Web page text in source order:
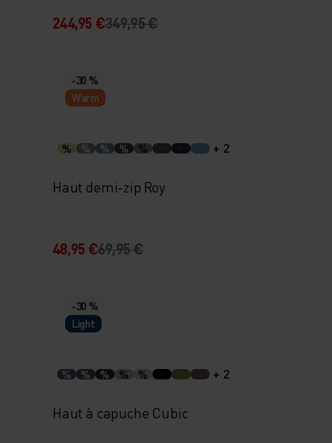
244,95 €349,95 €
-30 %
Warm
% % % % % + 2
Haut demi-zip Roy
48,95 €69,95 €
-30 %
Light
% % % % % + 2
Haut à capuche Cubic